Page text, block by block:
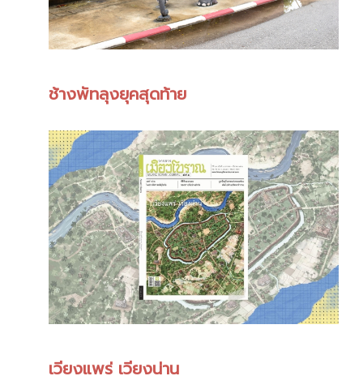
ช้างพัทลุงยุคสุดท้าย
เวียงแพร่ เวียงน่าน